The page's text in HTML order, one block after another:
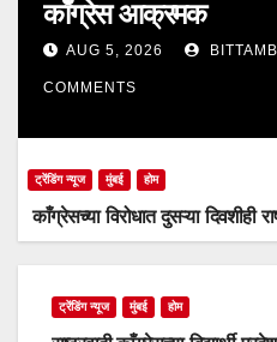
काँग्रेस आक्रमक
AUG 5, 2026
COMMENTS
ट्रेंडिंग न्यूज मुंबई होम
काँग्रेसच्या विरोधात दुसऱ्या दिवशीही
ट्रेंडिंग न्यूज मुंबई होम